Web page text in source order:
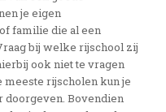
je eigen
familie die al een
bij welke rijschool zij
ook niet te vragen
meeste rijscholen kun je
doorgeven. Bovendien